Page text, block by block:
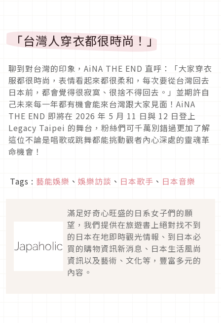
「台灣人穿衣都很時尚！」
聊到對台灣的印象，AiNA THE END 直呼：「大家穿衣
服都很時尚，表情看起來都很柔和，每次要從台灣回去
日本前，都會覺得很寂寞、很捨不得回去。」並期許自
己未來每一年都有機會能來台灣跟大家見面！AiNA
THE END 即將在 2026 年 5 月 11 日與 12 日登上
Legacy Taipei 的舞台，粉絲們可千萬別錯過更加了解
這位不論是唱歌或跳舞都能挑動觀者內心深處的靈魂革
命機會！
Tags : 藝能娛樂 、 娛樂訪談 、 日本歌手 、 日本音樂
滿足好奇心旺盛的日系女子們的願
望，我們提供在旅遊書上絕對找不到
的日本在地即時觀光情報、到日本必
買的購物資訊新消息、日本生活風尚
資訊以及藝術、文化等，豐富多元的
內容。